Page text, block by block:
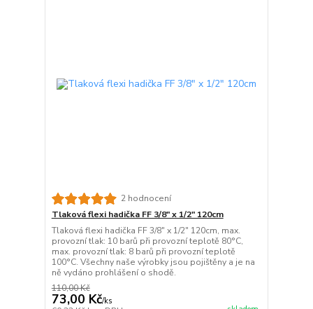
2 hodnocení
Tlaková flexi hadička FF 3/8" x 1/2" 120cm
Tlaková flexi hadička FF 3/8" x 1/2" 120cm, max.
provozní tlak: 10 barů při provozní teplotě 80°C,
max. provozní tlak: 8 barů při provozní teplotě
100°C. Všechny naše výrobky jsou pojištěny a je na
ně vydáno prohlášení o shodě.
110,00 Kč
73,00 Kč/ks